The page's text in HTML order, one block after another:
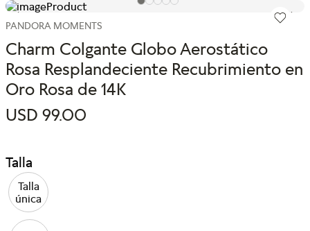
PANDORA MOMENTS
Charm Colgante Globo Aerostático
Rosa Resplandeciente Recubrimiento en
Oro Rosa de 14K
USD 99.00
Talla
Talla
única